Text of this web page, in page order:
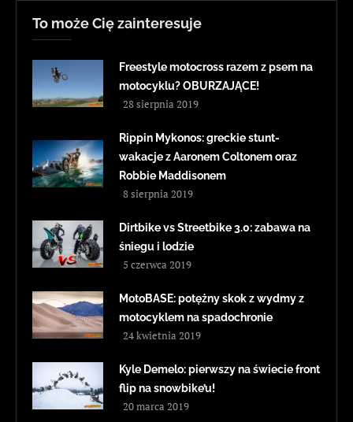
To może Cię zainteresuje
Freestyle motocross razem z psem na
motocyklu? OBURZAJĄCE!
28 sierpnia 2019
Rippin Mykonos: greckie stunt-
wakacje z Aaronem Coltonem oraz
Robbie Maddisonem
8 sierpnia 2019
Dirtbike vs Streetbike 3.0: zabawa na
śniegu i lodzie
5 czerwca 2019
MotoBASE: potężny skok z wydmy z
motocyklem na spadochronie
24 kwietnia 2019
Kyle Demelo: pierwszy na świecie front
flip na snowbike’u!
20 marca 2019